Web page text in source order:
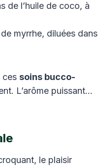
de l’huile de coco, à
myrrhe, diluées dans
ces soins bucco-
L’arôme puissant…
le plaisir